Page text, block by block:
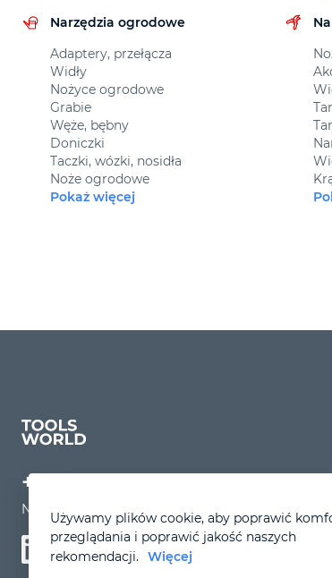
Narzędzia ogrodowe
Adaptery, przełącza
Widły
Nożyce ogrodowe
Grabie
Węże, bębny
Doniczki
Taczki, wózki, nosidła
Noże ogrodowe
Pokaż więcej
+48 509 606 000
Nieczynne: sobota–niedziela
Używamy plików cookie, aby poprawić
przeglądania i poprawić jakość naszych
rekomendacji. Więcej